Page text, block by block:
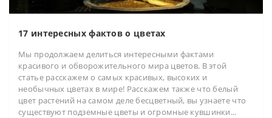
17 интересных фактов о цветах
Мы продолжаем делиться интересными фактами
красивого и обворожительного мира цветов. В этой
статье расскажем о самых красивых, высоких и
необычных цветах в мире! Расскажем также что белый
цвет растений на самом деле бесцветный, вы узнаете что
существуют подземные цветы и огромные кувшинки...